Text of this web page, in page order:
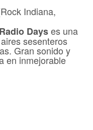
Indiana,
Radio Dayses una
sesenteros
Gran sonido y
en inmejorable